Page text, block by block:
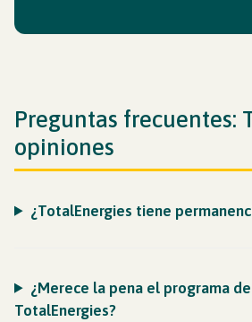
Preguntas frecuentes:
opiniones
¿TotalEnergies tiene
¿Merece la pena el programa
TotalEnergies?